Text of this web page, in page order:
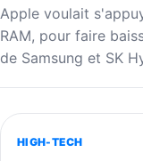
Apple voulait
RAM, pour faire
de Samsung et SK
HIGH-TECH